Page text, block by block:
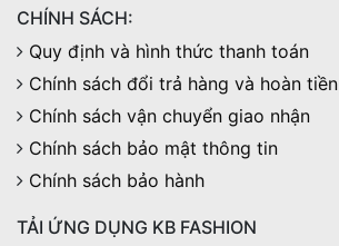
CHÍNH SÁCH:
Quy định và hình thức thanh toán
Chính sách đổi trả hàng và hoàn tiền
Chính sách vận chuyển giao nhận
Chính sách bảo mật thông tin
Chính sách bảo hành
TẢI ỨNG DỤNG KB FASHION